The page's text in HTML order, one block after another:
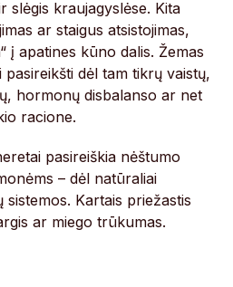
slėgis kraujagyslėse. Kita
ar staigus atsistojimas,
į apatines kūno dalis. Žemas
pasireikšti dėl tam tikrų vaistų,
hormonų disbalanso ar net
racione.
pasireiškia nėštumo
– dėl natūraliai
sistemos. Kartais priežastis
ar miego trūkumas.